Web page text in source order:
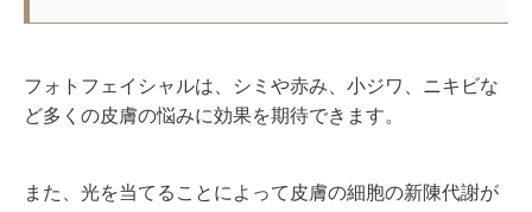
フォトフェイシャルは、シミや赤み、小ジワ、ニキビな
ど多くの皮膚の悩みに効果を期待できます。
また、光を当てることによって皮膚の細胞の新陳代謝が